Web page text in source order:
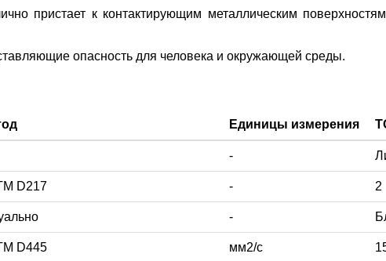
пристает к контактирующим металлическим
опасность для человека и окружающей среды.
Единицы измерения
-
D217 - 2
-
D445 мм2/с